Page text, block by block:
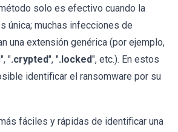
solo es efectivo cuando la
única; muchas infecciones de
una extensión genérica (por ejemplo,
", ".crypted", ".locked", etc.). En estos
identificar el ransomware por su
fáciles y rápidas de identificar una